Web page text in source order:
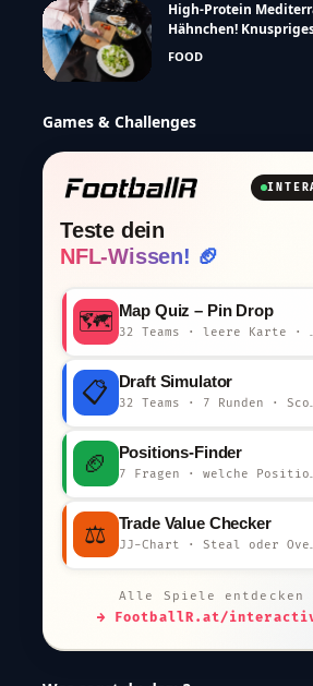
High-Protein
Hähnchen!
FOOD
Games & Challenges
Teste dein
NFL-Wissen! 🏈
🗺️ Map Quiz – Pin Drop
32 Teams ·
📋 Draft Simulator
32 Teams · 7
🏈 Positions-Finder
7 Fragen ·
⚖️ Trade Value Checker
JJ-Chart ·
Alle Spiele entdecken
→ FootballR.at/